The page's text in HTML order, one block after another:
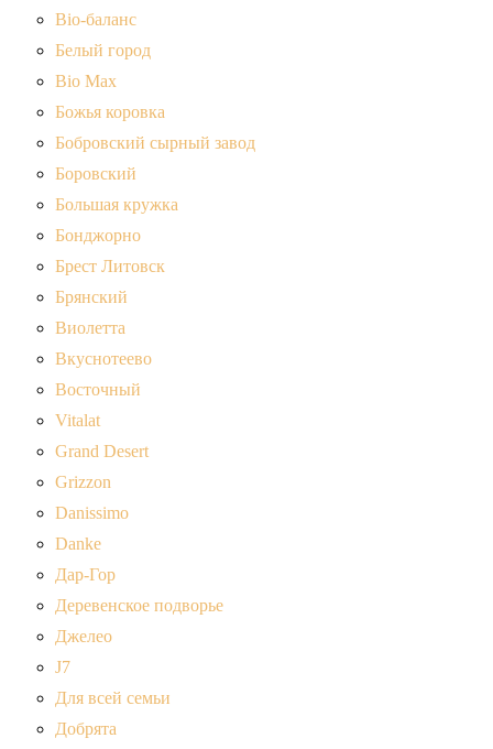
Bio-баланс
Белый город
Bio Max
Божья коровка
Бобровский сырный завод
Боровский
Большая кружка
Бонджорно
Брест Литовск
Брянский
Виолетта
Вкуснотеево
Восточный
Vitalat
Grand Desert
Grizzon
Danissimo
Danke
Дар-Гор
Деревенское подворье
Джелео
J7
Для всей семьи
Добрята